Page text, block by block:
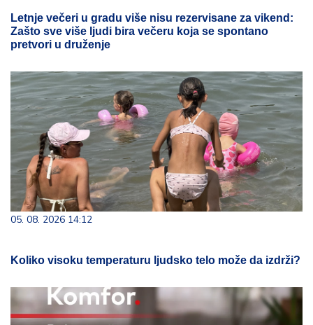
Letnje večeri u gradu više nisu rezervisane za vikend:
Zašto sve više ljudi bira večeru koja se spontano
pretvori u druženje
05. 08. 2026 14:12
Koliko visoku temperaturu ljudsko telo može da izdrži?